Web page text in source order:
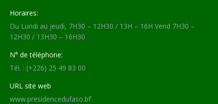
Horaires:
Du Lundi au jeudi, 7H30 – 12H30 / 13H – 16H Vend 7H30 –
12H30 / 13H30 – 16H30
N° de téléphone:
Tél. : (+226) 25 49 83 00
URL site web
www.presidencedufaso.bf